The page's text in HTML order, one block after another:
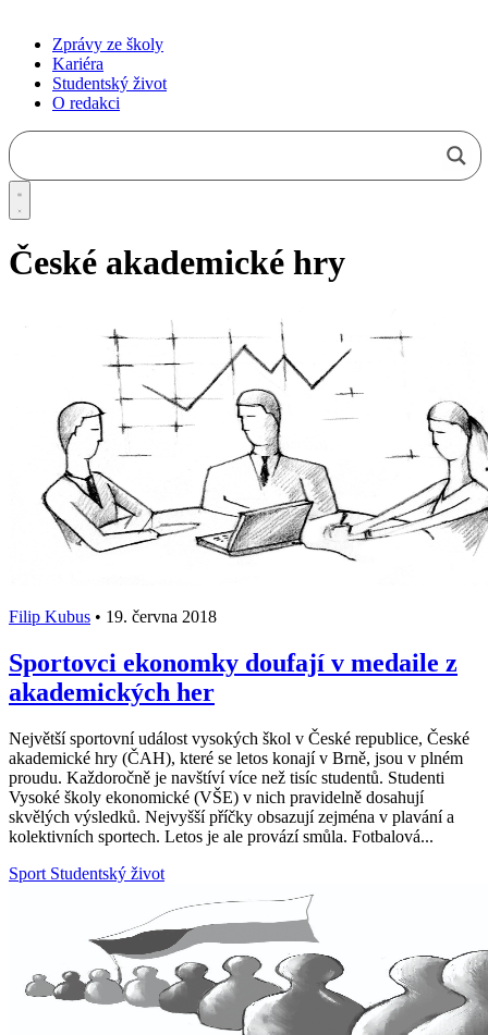
Zprávy ze školy
Kariéra
Studentský život
O redakci
České akademické hry
Filip Kubus • 19. června 2018
Sportovci ekonomky doufají v medaile z
akademických her
Největší sportovní událost vysokých škol v České republice, České
akademické hry (ČAH), které se letos konají v Brně, jsou v plném
proudu. Každoročně je navštíví více než tisíc studentů. Studenti
Vysoké školy ekonomické (VŠE) v nich pravidelně dosahují
skvělých výsledků. Nejvyšší příčky obsazují zejména v plavání a
kolektivních sportech. Letos je ale provází smůla. Fotbalová...
Sport Studentský život